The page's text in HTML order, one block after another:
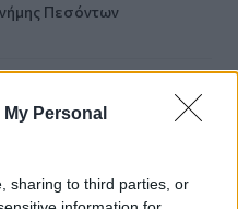
Personal
sharing to third parties, or
Πεσόντων
ευρώ για έργα οδικής
Λιμενικό - "Ενισχύσαμε